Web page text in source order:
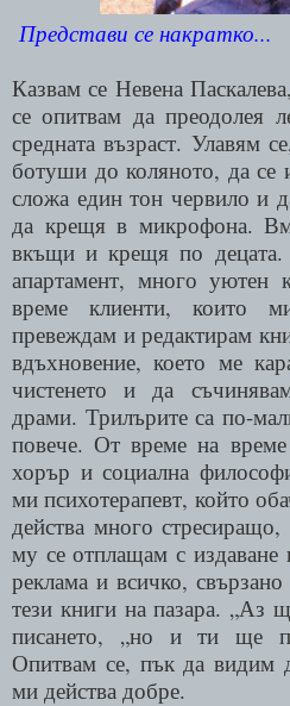
Представи се накратко...
Казвам се Невена
се опитвам да преодолея
средната възраст. Улавям
ботуши до коляното, да се
сложа един тон червило и
да крещя в микрофона.
вкъщи и крещя по
апартамент, много уютен
време клиенти, които
превеждам и редактирам
вдъхновение, което ме
чистенето и да
драми. Трилърите са по-
повече. От време на
хорър и социална
ми психотерапевт, който
действа много
му се отплащам с издаване
реклама и всичко,
тези книги на пазара. „Аз
писането, „но и ти ще
Опитвам се, пък да видим
ми действа добре.